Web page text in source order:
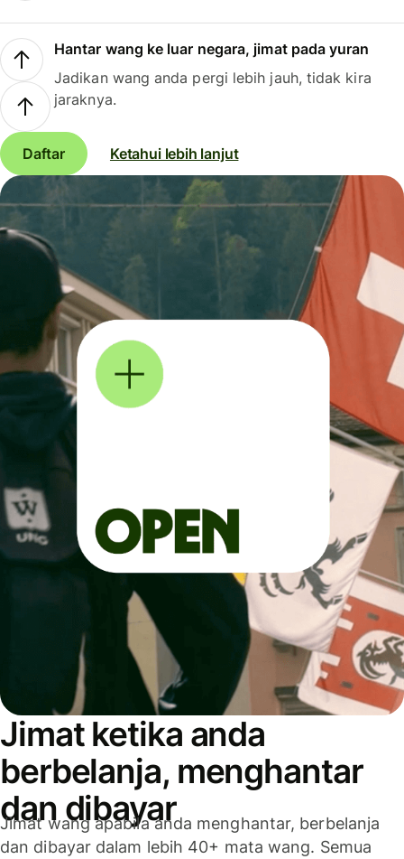
Hantar wang ke luar negara, jimat pada yuran
Jadikan wang anda pergi lebih jauh, tidak kira
jaraknya.
Daftar Ketahui lebih lanjut
Jimat ketika anda
berbelanja, menghantar
dan dibayar
Jimat wang apabila anda menghantar, berbelanja
dan dibayar dalam lebih 40+ mata wang. Semua